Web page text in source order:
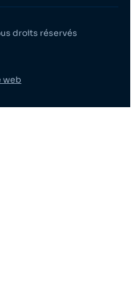
droits réservés
web